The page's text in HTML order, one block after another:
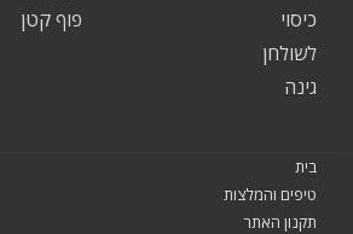
פוף קטן
כיסוי
לשולחן
גינה
בית
טיפים והמלצות
תקנון האתר